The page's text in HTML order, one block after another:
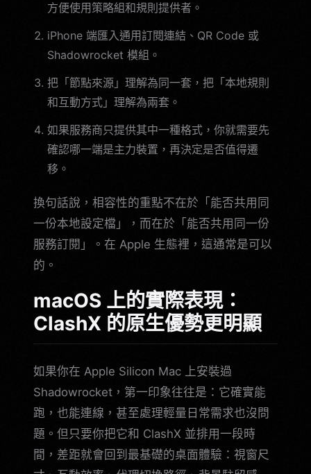
方便使用策略組和規則提供者。
iPhone 端匯入通用訂閱連結、QR Code 或
Shadowrocket 模組。
把「節點來源」理解為同一套，把「本地規則
和互動方式」理解為兩套。
如果服務商只提供其中一種格式，你就需要先
確認哪一端是主力裝置，再決定是否值得遷
移。
換句話說，相容性的重點不在於「能否共用同
一份本地設定檔」，而在於「能否共用同一份
服務訂閱」。在 Apple 生態裡，這通常是可以
的。
macOS 上的實際表現：
ClashX 的原生優勢更明顯
如果你在 Apple Silicon Mac 上安裝過
Shadowrocket，第一印象往往是：它確實能
跑，也能連線，甚至處理輕量日常需求也沒問
題。但只要你把它和 ClashX 並排用一段時
間，差距就會回到最基礎的桌面體驗：視窗尺